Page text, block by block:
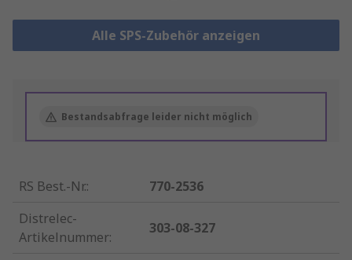
Alle SPS-Zubehör anzeigen
Bestandsabfrage leider nicht möglich
RS Best.-Nr.:
770-2536
Distrelec-
Artikelnummer:
303-08-327